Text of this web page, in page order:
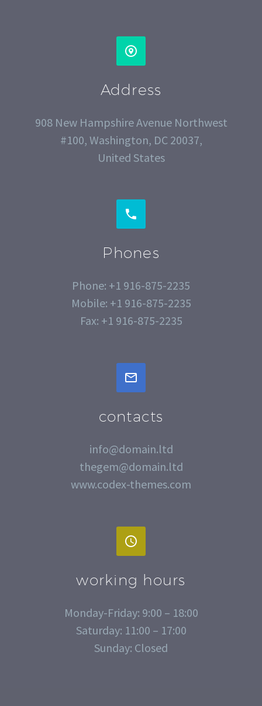


Address
908 New Hampshire Avenue Northwest
#100, Washington, DC 20037,
United States


Phones
Phone: +1 916-875-2235
Mobile: +1 916-875-2235
Fax: +1 916-875-2235


contacts
info@domain.ltd
thegem@domain.ltd
www.codex-themes.com


working hours
Monday-Friday: 9:00 – 18:00
Saturday: 11:00 – 17:00
Sunday: Closed